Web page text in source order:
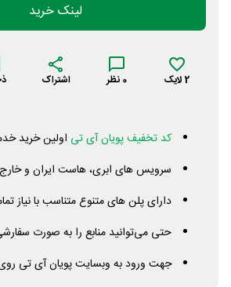
لینک خرید
2لایک 0 نظر اشتراک
کد تخفیف پویان آی تی اولین خرید
سرویس های ابری، هاست ایران و
دارای پلن های متنوع متناسب با نیاز
حتی می‌توانید منابع را به صورت
جهت ورود به وبسایت پویان آی تی